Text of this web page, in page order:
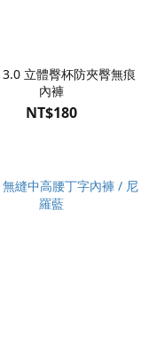
立體臀杯防夾臀無痕
內褲
NT$180